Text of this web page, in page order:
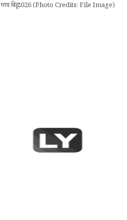
माघ बिहू 2026 (Photo Credits: File Image)